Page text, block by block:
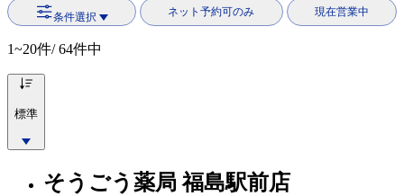
条件選択 ネット予約可のみ 現在営業中
1~20件/ 64件中
標準
そうごう薬局 福島駅前店